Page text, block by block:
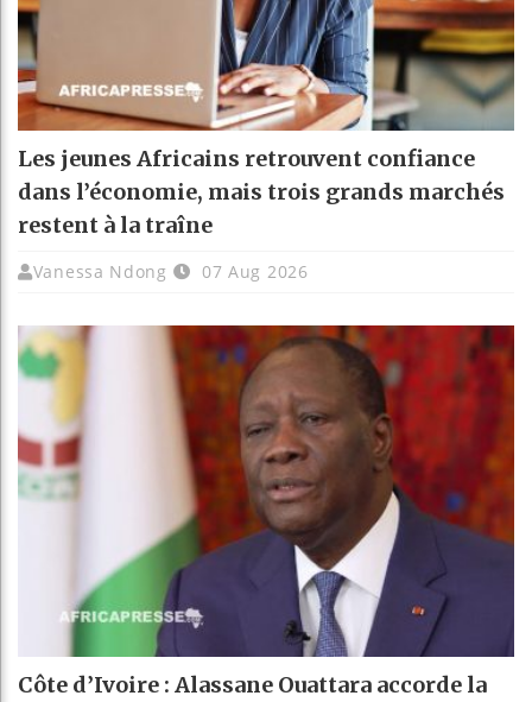
Les jeunes Africains retrouvent confiance
dans l’économie, mais trois grands marchés
restent à la traîne
Vanessa Ndong 07 Aug 2026
Côte d’Ivoire : Alassane Ouattara accorde la